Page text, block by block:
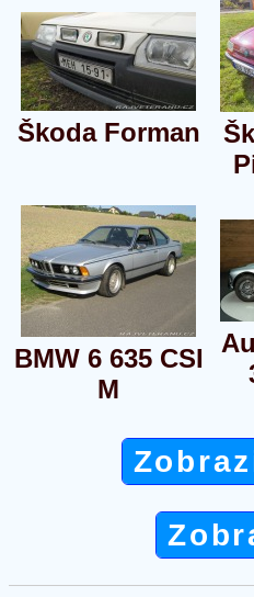
Škoda Forman
BMW 6 635 CSI
M